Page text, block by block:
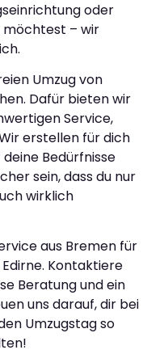
oder
möchtest – wir
Umzug von
Dafür bieten wir
Service,
erstellen für dich
Bedürfnisse
sein, dass du nur
wirklich
aus Bremen für
Kontaktiere
Beratung und ein
uns darauf, dir bei
Umzugstag so